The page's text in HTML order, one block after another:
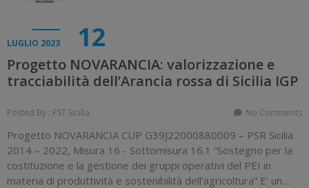
LUGLIO 2023 12
Progetto NOVARANCIA: valorizzazione e
tracciabilità dell’Arancia rossa di Sicilia IGP
Posted By : PST Sicilia No Comments
Progetto NOVARANCIA CUP G39J22000880009 – PSR Sicilia
2014 – 2022, Misura 16 - Sottomisura 16.1 “Sostegno per la
costituzione e la gestione dei gruppi operativi del PEI in
materia di produttività e sostenibilità dell'agricoltura” E’ un…